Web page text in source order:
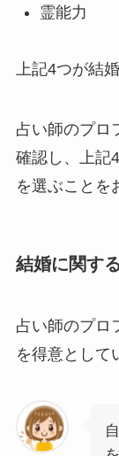
霊能力
上記4つが結
占い師のプロ
確認し、上記
を選ぶことを
結婚に関す
占い師のプロ
を得意として